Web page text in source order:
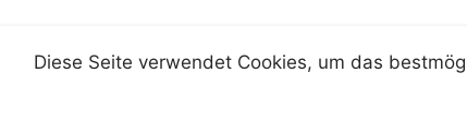
st-johann-
johann.puntigam@graz-
Diese Seite verwendet Cookies, um das